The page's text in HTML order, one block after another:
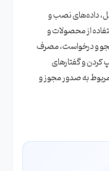
داده‌های نصب و
از محصولات و
و درخواست، مصرف
کردن و گفتارهای
به صدور مجوز و